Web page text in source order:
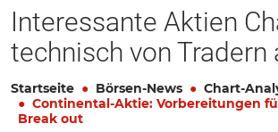
Interessante Aktien
technisch von Tradern
Startseite Börsen-News
Chart-
Continental-Aktie: Vorbereitungen
Break out